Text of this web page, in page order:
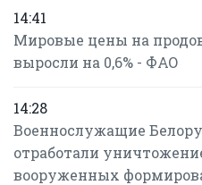
14:41
Мировые цены на
выросли на 0,6% - ФАО
14:28
Военнослужащие
отработали
вооруженных